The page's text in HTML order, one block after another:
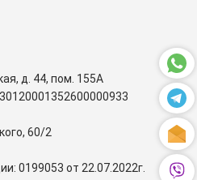
д. 44, пом. 155А
60/2
0199053 от 22.07.2022г.